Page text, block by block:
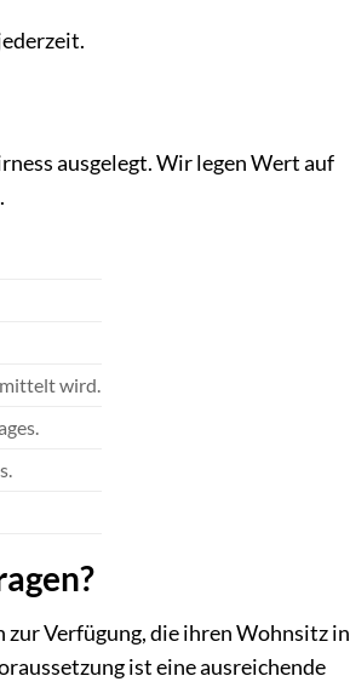
ausgelegt. Wir legen Wert auf
wird.
Verfügung, die ihren Wohnsitz in
ist eine ausreichende